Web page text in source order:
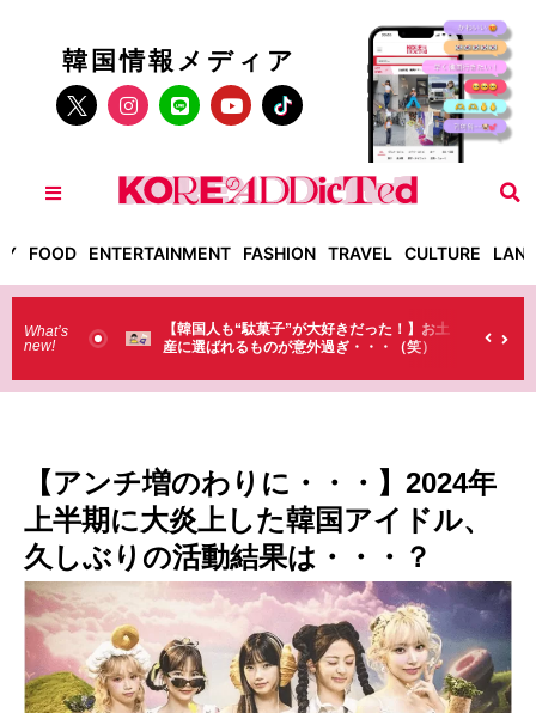
韓国情報メディア
FOOD ENTERTAINMENT FASHION TRAVEL CULTURE
What’s
new!
”が大好きだった！】お土
が意外過ぎ・・・（笑）
【そんなものまで買っていくの？】日本
ラストで韓国人が買うものがちょっと…
【アンチ増のわりに・・・】2024年
上半期に大炎上した韓国アイドル、
久しぶりの活動結果は・・・？